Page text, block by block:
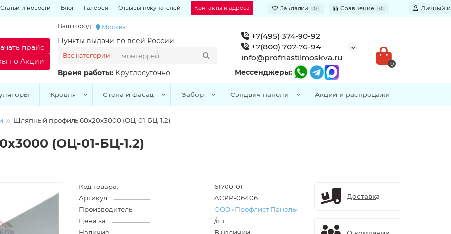
Статьи и новости Блог Галерея Отзывы покупателей Контакты и адреса Закладки 0 Сравнение 0 Личный
Ваш город: Москва
Пункты выдачи по всей России
Время работы: Круглосуточно
Все категории
прайс
по Акции
+7(495) 374-90-92
+7(800) 707-76-94
info@profnastilmoskva.ru
Мессенджеры:
0
Кровля Стена и фасад Забор Сэндвич панели Акции и распродажи
Шляпный профиль 60х20х3000 (ОЦ-01-БЦ-1.2)
(ОЦ-01-БЦ-1.2)
Код товара:
61700-01
Артикул:
ACPP-06406
Производитель:
ООО «Профлист Панель»
Цена за:
/шт
Наличие:
В наличии
Доставка